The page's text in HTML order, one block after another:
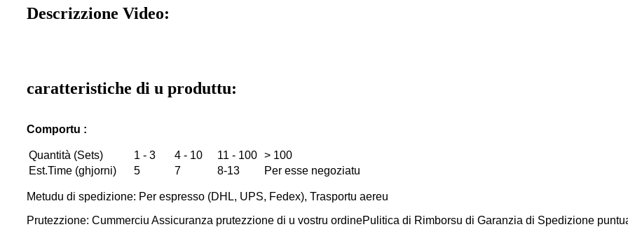
Descrizzione Video:
caratteristiche di u produttu:
Comportu :
Quantità (Sets) 1 - 3 4 - 10 11 - 100 > 100
Est.Time (ghjorni)
5 7 8-13 Per esse negoziatu
Metudu di spedizione: Per espresso (DHL, UPS, Fedex), Trasportu aereu
Prutezzione: Cummerciu Assicuranza prutezzione di u vostru ordinePulitica di Rimborsu di Garanzia di Spedizione